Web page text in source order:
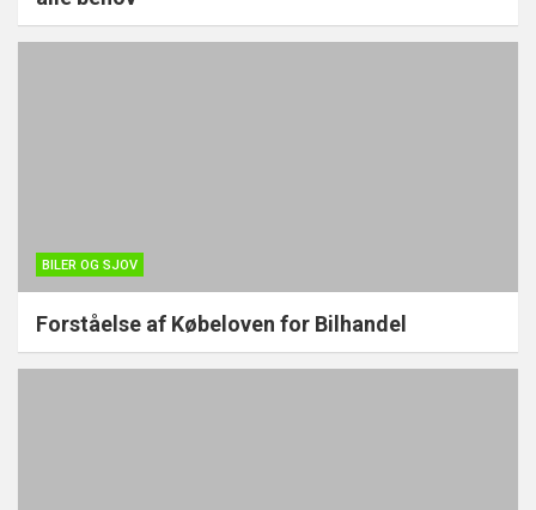
BILER OG SJOV
Forståelse af Købeloven for Bilhandel